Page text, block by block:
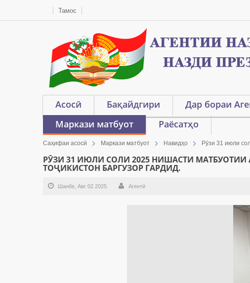
Тамос
Асосӣ Бақайдгири Дар бораи
Маркази матбуот
Раёсатҳо
Саҳифаи асосӣ Маркази матбуот Навидҳо Рӯзи 31 июли
РӮЗИ 31 ИЮЛИ СОЛИ 2025 НИШАСТИ
ТОҶИКИСТОН БАРГУЗОР ГАРДИД.
Шанбе, Авг 02 2025 Агентӣ